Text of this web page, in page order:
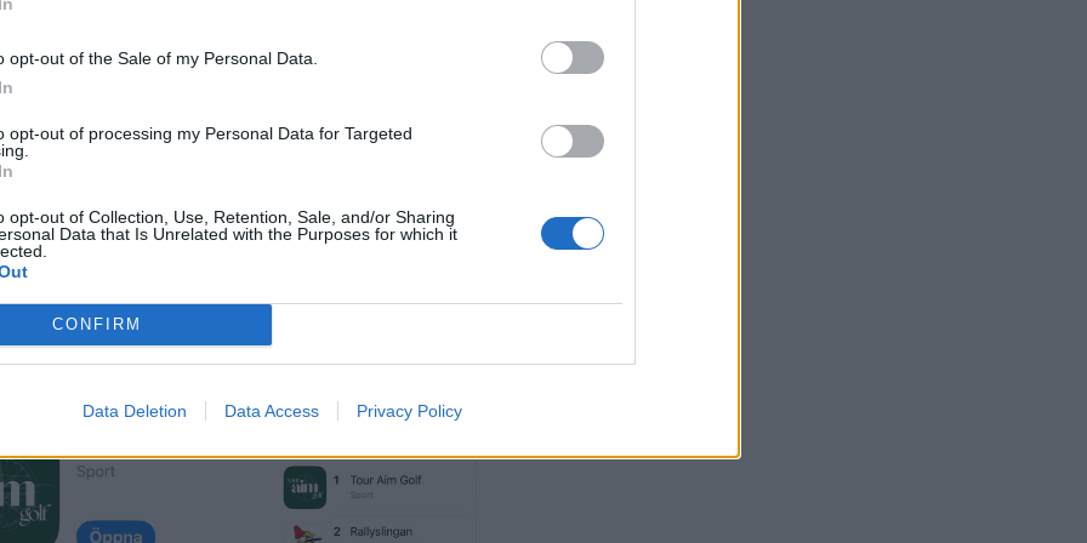
opt-out of the Sale of my Personal Data.
opt-out of processing my Personal Data for Targeted
opt-out of Collection, Use, Retention, Sale, and/or Sharing
Data that Is Unrelated with the Purposes for which it
CONFIRM
Data Deletion Data Access Privacy Policy
kategorin på Appstore. Än större blev det
i en av kvällstidningarna. Då flög
kategorier.
så det känns helt galet!
klassisk mun-till-mun-metod genom
och caddies – även på högre tourer.
av min kompis Pontus Nyholm som är på väg att ta
avslöja så mycket i övrigt och inte heller några
är dock inget jag blivit rik på, men ett bra sätt att